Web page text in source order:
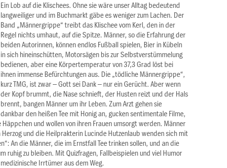
Ein Lob auf die Klischees. Ohne sie wäre unser Alltag bedeutend
langweiliger und im Buchmarkt gäbe es weniger zum Lachen. Der
Band „Männergrippe“ treibt das Klischee vom Kerl, den in der
Regel nichts umhaut, auf die Spitze. Männer, so die Erfahrung der
beiden Autorinnen, können endlos Fußball spielen, Bier in Kübeln
in sich hineinschütten, Motorsägen bis zur Selbstverstümmelung
bedienen, aber eine Körpertemperatur von 37,3 Grad löst bei
ihnen immense Befürchtungen aus. Die „tödliche Männergrippe“,
kurz TMG, ist zwar – Gott sei Dank – nur ein Gerücht. Aber wenn
der Kopf brummt, die Nase schnieft, der Husten reizt und der Hals
brennt, bangen Männer um ihr Leben. Zum Arzt gehen sie
den heißen Tee mit Honig an, gucken sentimentale Filme,
und wollen von ihren Frauen umsorgt werden. Männer
Herzog und die Heilprakterin Lucinde Hutzenlaub wenden sich mit
An die Männer, die im Ernstfall Tee trinken sollen, und an die
ruhig zu bleiben. Mit Quizfragen, Fallbeispielen und viel Humor
Irrtümer aus dem Weg.